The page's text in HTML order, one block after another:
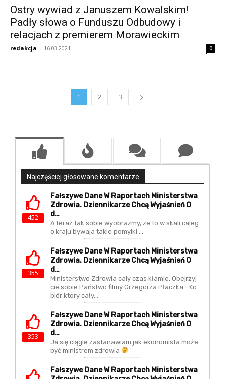
Ostry wywiad z Januszem Kowalskim!
Padły słowa o Funduszu Odbudowy i
relacjach z premierem Morawieckim
redakcja - 16.03.2021 0
1 2 3
Najczęściej głosowane komentarze
452
Fałszywe Dane W Raportach Ministerstwa
Zdrowia. Dziennikarze Chcą Wyjaśnień O
D…
A teraz tak sobie wyobrazmy, ze to w skali caleg
o kraju bywaja takie pomylki ...
355
Fałszywe Dane W Raportach Ministerstwa
Zdrowia. Dziennikarze Chcą Wyjaśnień O
D…
Ministerstwo Zdrowia caly czas kłamie. Obejrzyj
cie sobie Państwo filmy Grzegorza Płaczka - Ko
biór ktory cały…
353
Fałszywe Dane W Raportach Ministerstwa
Zdrowia. Dziennikarze Chcą Wyjaśnień O
D…
Ja się ciągle zastanawiam jak ekonomista może
być ministrem zdrowia
Fałszywe Dane W Raportach Ministerstwa